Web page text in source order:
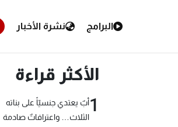
البرامج نشرة الأخبار
الأكثر قراءة
1أبٌ يعتدي جنسيّاً على بناته
الثلاث… واعترافاتٌ صادمة